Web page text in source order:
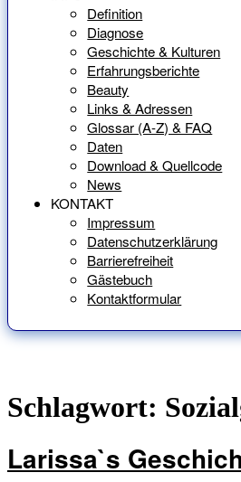
Definition
Diagnose
Geschichte & Kulturen
Erfahrungsberichte
Beauty
Links & Adressen
Glossar (A-Z) & FAQ
Daten
Download & Quellcode
News
KONTAKT
Impressum
Datenschutzerklärung
Barrierefreiheit
Gästebuch
Kontaktformular
Schlagwort:
Larissa`s